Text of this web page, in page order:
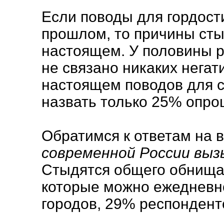
Если поводы для
прошлом, то причины
настоящем. У половины
не связано никаких
настоящем поводов для
назвать только 25%
Обратимся к ответам на
современной России
Стыдятся общего
которые можно
городов, 29%